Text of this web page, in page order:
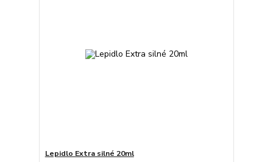
Lepidlo Extra silné 20ml